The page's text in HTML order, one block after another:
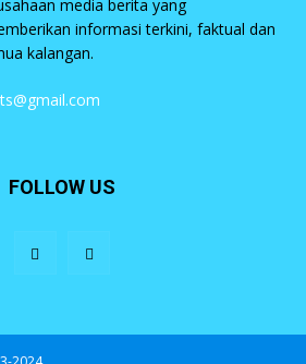
media berita yang
informasi terkini, faktual dan
kalangan.
FOLLOW US